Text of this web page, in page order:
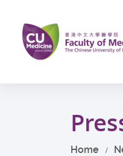
main
content
Home